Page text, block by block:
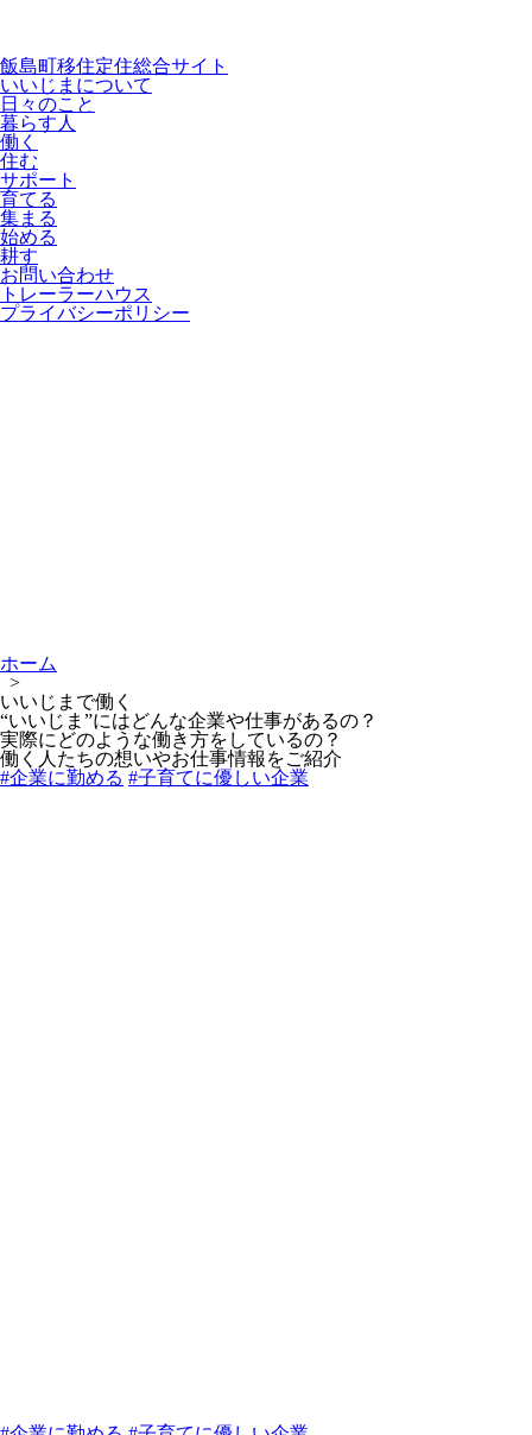
飯島町移住定住総合サイト
いいじまについて
日々のこと
暮らす人
働く
住む
サポート
育てる
集まる
始める
耕す
お問い合わせ
トレーラーハウス
プライバシーポリシー
ホーム
>
いいじまで働く
“いいじま”にはどんな企業や仕事があるの？
実際にどのような働き方をしているの？
働く人たちの想いやお仕事情報をご紹介
#企業に勤める #子育てに優しい企業